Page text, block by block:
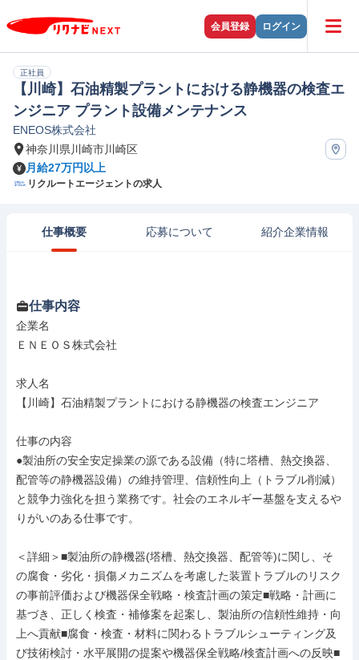
会員登録 ログイン
正社員
【川崎】石油精製プラントにおける静機器の検査エ
ンジニア プラント設備メンテナンス
ENEOS株式会社
神奈川県川崎市川崎区
月給27万円以上
リクルートエージェントの求人
仕事概要 応募について 紹介企業情報
仕事内容
企業名
ＥＮＥＯＳ株式会社
求人名
【川崎】石油精製プラントにおける静機器の検査エンジニア
仕事の内容
●製油所の安全安定操業の源である設備（特に塔槽、熱交換器、
配管等の静機器設備）の維持管理、信頼性向上（トラブル削減）
と競争力強化を担う業務です。社会のエネルギー基盤を支えるや
りがいのある仕事です。
＜詳細＞■製油所の静機器(塔槽、熱交換器、配管等)に関し、そ
の腐食・劣化・損傷メカニズムを考慮した装置トラブルのリスク
の事前評価および機器保全戦略・検査計画の策定■戦略・計画に
基づき、正しく検査・補修案を起案し、製油所の信頼性維持・向
上へ貢献■腐食・検査・材料に関わるトラブルシューティング及
び技術検討・水平展開の提案や機器保全戦略/検査計画への反映■